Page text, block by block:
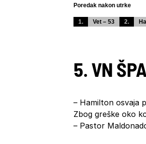
Poredak nakon utrke
1. Vet – 53 2.
5. VN
– Hamilton osvaja
Zbog greške oko
– Pastor